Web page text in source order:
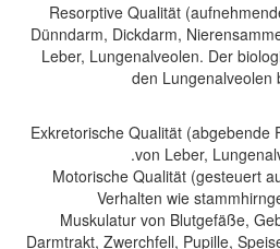
– Resorptive Qualität
Dünndarm, Dickdarm,
Leber, Lungenalveolen. Der
den Lungenalveolen
– Exkretorische Qualität
von Leber,
– Motorische Qualität (gesteuert
Verhalten wie
Muskulatur von Blutgefäße,
Darmtrakt, Zwerchfell, Pupille,